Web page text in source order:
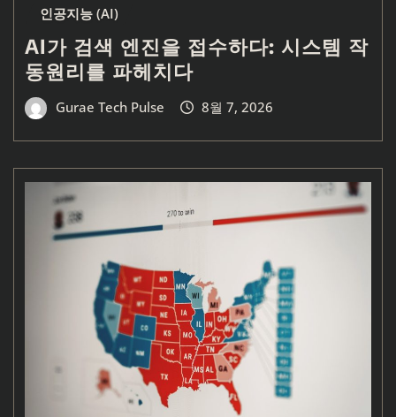
인공지능 (AI)
AI가 검색 엔진을 접수하다: 시스템 작
동원리를 파헤치다
Gurae Tech Pulse 8월 7, 2026